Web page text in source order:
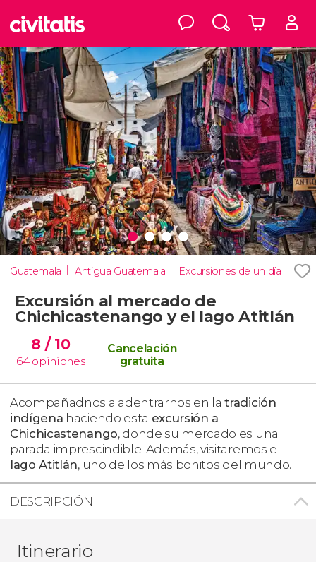
Guatemala Antigua Guatemala Excursiones de un día
Excursión al mercado de
Chichicastenango y el lago Atitlán
8 / 10
64 opiniones
Cancelación
gratuita
Acompañadnos a adentrarnos en latradición
indígena haciendo esta excursión a
Chichicastenango, donde su mercado es una
parada imprescindible. Además, visitaremos el
lago Atitlán, uno de los más bonitos del mundo.
DESCRIPCIÓN
Itinerario